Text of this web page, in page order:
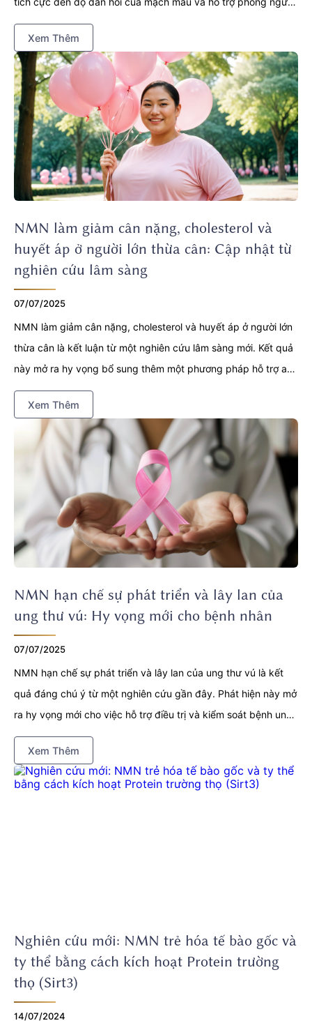
các bệnh tim mạch. Một nghiên cứu trên người lớn tuổi đã
cung cấp bằng chứng thực nghiệm về hiệu quả của NMN
trong việc cải thiện sức khỏe mạch máu, mở ra triển vọng
trong kiểm soát lão hóa mạch máu.
Xem Thêm
NMN làm giảm cân nặng, cholesterol và
huyết áp ở người lớn thừa cân: Cập nhật từ
nghiên cứu lâm sàng
07/07/2025
NMN làm giảm cân nặng, cholesterol và huyết áp ở người lớn
thừa cân là kết luận từ một nghiên cứu lâm sàng mới. Kết quả
này mở ra hy vọng bổ sung thêm một phương pháp hỗ trợ an
toàn cho quá trình kiểm soát cân nặng và sức khỏe tim mạch.
Trong bối cảnh các vấn đề như thừa cân, mỡ máu cao và
huyết áp cao ngày càng phổ biến, việc tìm kiếm giải pháp hỗ
trợ hiệu quả đang trở thành mối quan tâm lớn của nhiều người.
Xem Thêm
NMN hạn chế sự phát triển và lây lan của
ung thư vú: Hy vọng mới cho bệnh nhân
07/07/2025
NMN hạn chế sự phát triển và lây lan của ung thư vú là kết
quả đáng chú ý từ một nghiên cứu gần đây. Phát hiện này mở
ra hy vọng mới cho việc hỗ trợ điều trị và kiểm soát bệnh ung
thư vú – một trong những căn bệnh ung thư phổ biến và có tỷ
lệ tử vong cao ở phụ nữ. Đây đồng thời là bước tiến quan
trọng trong việc tìm kiếm các giải pháp hỗ trợ an toàn từ nền
Xem Thêm
Nghiên cứu mới: NMN trẻ hóa tế bào gốc và
ty thể bằng cách kích hoạt Protein trường
thọ (Sirt3)
14/07/2024